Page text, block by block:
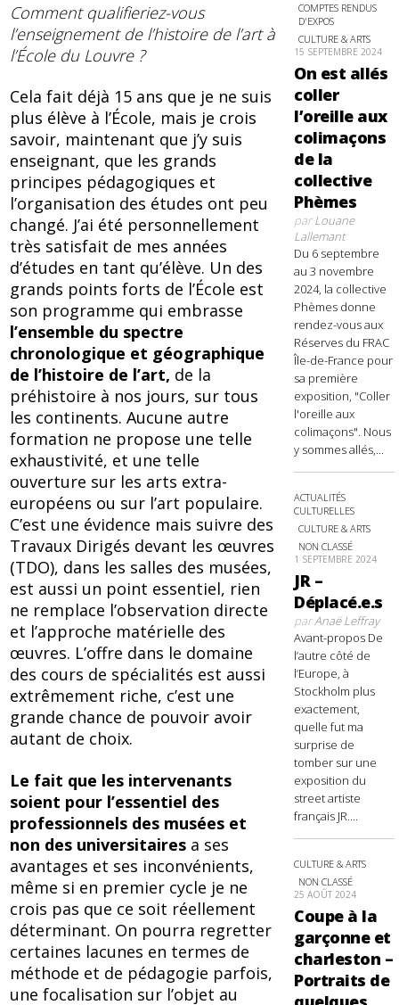
Comment qualifieriez-vous
l’enseignement de l’histoire de l’art à
l’École du Louvre ?
Cela fait déjà 15 ans que je ne suis
plus élève à l’École, mais je crois
savoir, maintenant que j’y suis
enseignant, que les grands
principes pédagogiques et
l’organisation des études ont peu
changé. J’ai été personnellement
très satisfait de mes années
d’études en tant qu’élève. Un des
grands points forts de l’École est
son programme qui embrasse
l’ensemble du spectre
chronologique et géographique
de l’histoire de l’art, de la
préhistoire à nos jours, sur tous
les continents. Aucune autre
formation ne propose une telle
exhaustivité, et une telle
ouverture sur les arts extra-
européens ou sur l’art populaire.
C’est une évidence mais suivre des
Travaux Dirigés devant les œuvres
(TDO), dans les salles des musées,
est aussi un point essentiel, rien
ne remplace l’observation directe
et l’approche matérielle des
œuvres. L’offre dans le domaine
des cours de spécialités est aussi
extrêmement riche, c’est une
grande chance de pouvoir avoir
autant de choix.
Le fait que les intervenants
soient pour l’essentiel des
professionnels des musées et
non des universitaires a ses
avantages et ses inconvénients,
même si en premier cycle je ne
crois pas que ce soit réellement
déterminant. On pourra regretter
certaines lacunes en termes de
méthode et de pédagogie parfois,
une focalisation sur l’objet au
COMPTES RENDUS
D'EXPOS
CULTURE & ARTS
15 SEPTEMBRE 2024
On est allés
coller
l’oreille aux
colimaçons
de la
collective
Phèmes
parLouane
Lallemant
Du 6 septembre
au 3 novembre
2024, la collective
Phèmes donne
rendez-vous aux
Réserves du FRAC
Île-de-France pour
sa première
exposition, "Coller
l'oreille aux
colimaçons". Nous
y sommes allés,...
ACTUALITÉS
CULTURELLES
CULTURE & ARTS
NON CLASSÉ
1 SEPTEMBRE 2024
JR –
Déplacé.e.s
parAnaë Leffray
Avant-propos De
l’autre côté de
l’Europe, à
Stockholm plus
exactement,
quelle fut ma
surprise de
tomber sur une
exposition du
street artiste
français JR....
CULTURE & ARTS
NON CLASSÉ
25 AOÛT 2024
Coupe à la
garçonne et
charleston –
Portraits de